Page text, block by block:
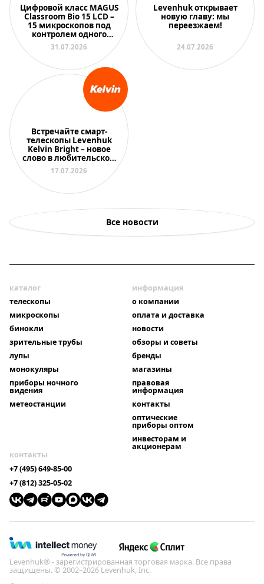
Цифровой класс MAGUS
Classroom Bio 15 LCD –
15 микроскопов под
контролем одного
преподавателя
31.07.2026
Levenhuk открывает
новую главу: мы
переезжаем!
24.07.2026
Встречайте смарт-
телескопы Levenhuk
Kelvin Bright – новое
слово в любительской
астрономии
17.07.2026
Все новости
каталог
телескопы
микроскопы
бинокли
зрительные трубы
лупы
монокуляры
приборы ночного
видения
метеостанции
информация
о компании
оплата и доставка
новости
обзоры и советы
бренды
магазины
правовая
информация
контакты
оптические
приборы оптом
инвесторам и
акционерам
контакты
+7 (495) 649-85-00
+7 (812) 325-05-02
Levenhuk® - зарегистрированная торговая марка. Все права
защищены. © 2002–2026 Levenhuk, Inc.